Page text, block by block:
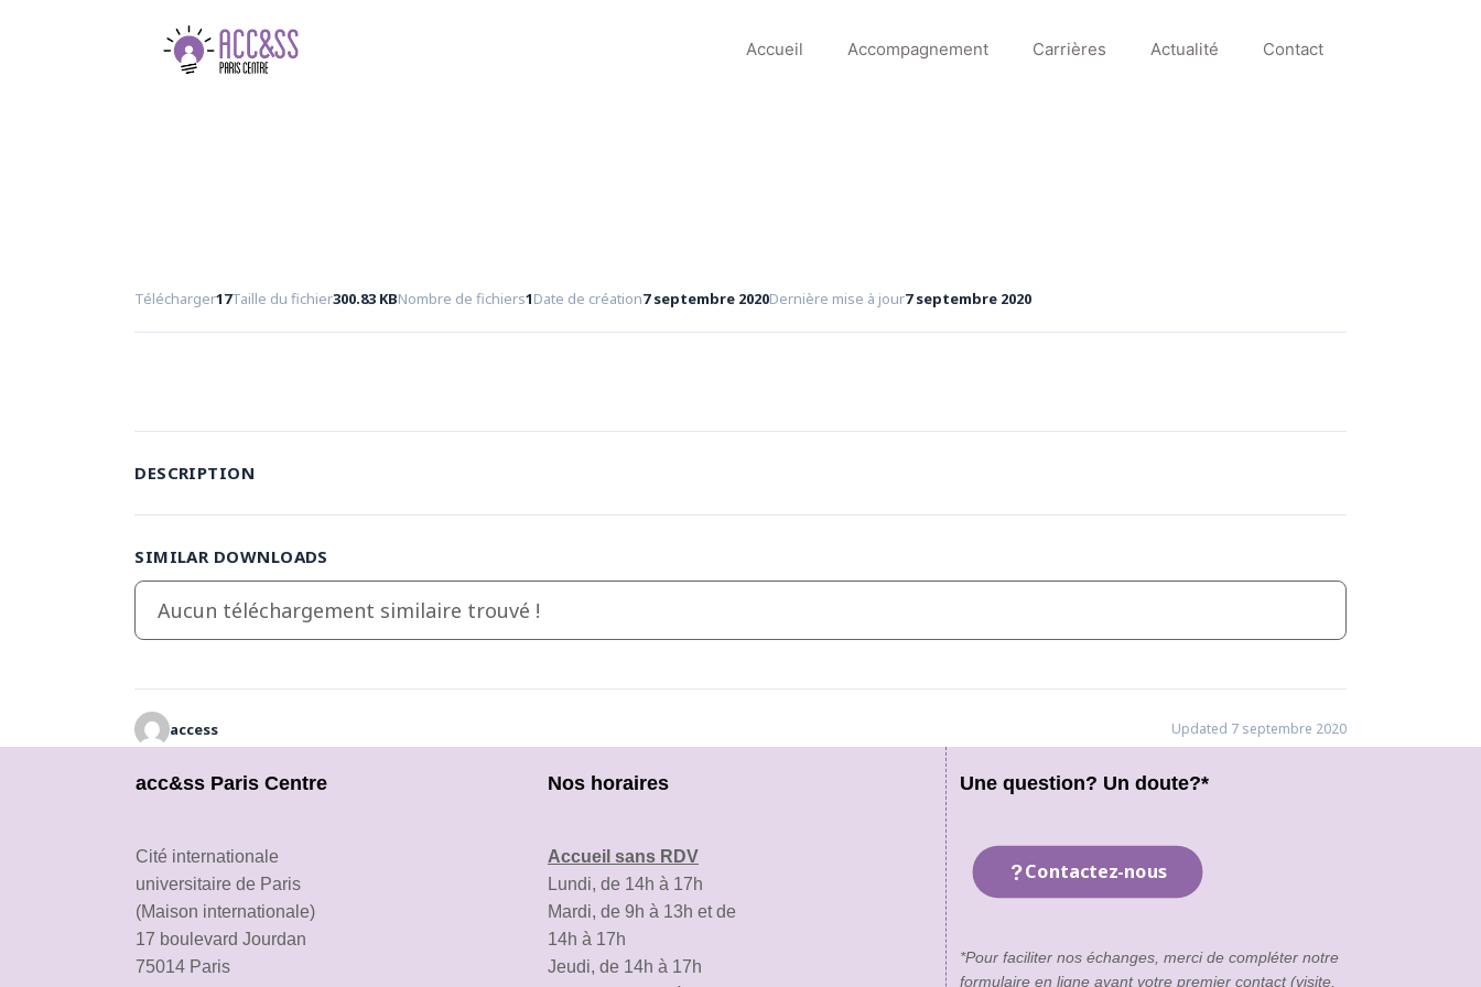
Accueil Accompagnement Carrières Actualité Contact
Télécharger17Taille du fichier300.83 KBNombre de fichiers1Date de création7 septembre 2020Dernière mise à jour7 septembre 2020
DESCRIPTION
SIMILAR DOWNLOADS
Aucun téléchargement similaire trouvé !
access Updated 7 septembre 2020
acc&ss Paris Centre
Cité internationale
universitaire de Paris
(Maison internationale)
17 boulevard Jourdan
75014 Paris
Nos horaires
Accueil sans RDV
Lundi, de 14h à 17h
Mardi, de 9h à 13h et de
14h à 17h
Jeudi, de 14h à 17h
Une question? Un doute?*
Contactez-nous
*Pour faciliter nos échanges, merci de compléter notre
formulaire en ligne avant votre premier contact (visite,